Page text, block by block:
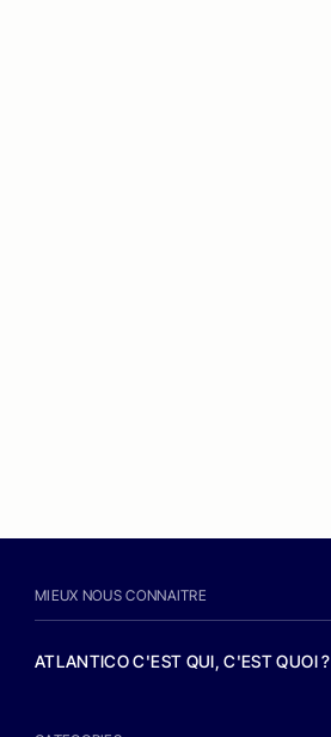
MIEUX NOUS CONNAITRE
ATLANTICO C'EST QUI, C'EST QUOI ?